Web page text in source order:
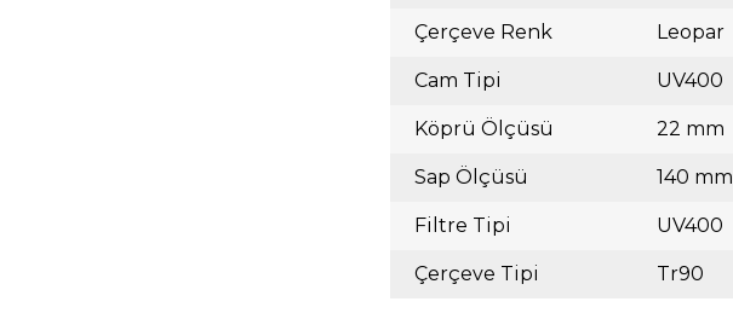
Çerçeve Renk Leopar
Cam Tipi UV400
Köprü Ölçüsü 22 mm
Sap Ölçüsü 140 mm
Filtre Tipi UV400
Çerçeve Tipi Tr90